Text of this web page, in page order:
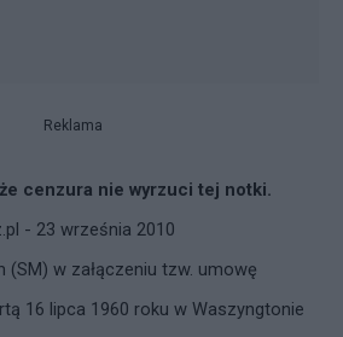
Reklama
cenzura nie wyrzuci tej notki.
- 23 września 2010
(SM) w załączeniu tzw. umowę
16 lipca 1960 roku w Waszyngtonie